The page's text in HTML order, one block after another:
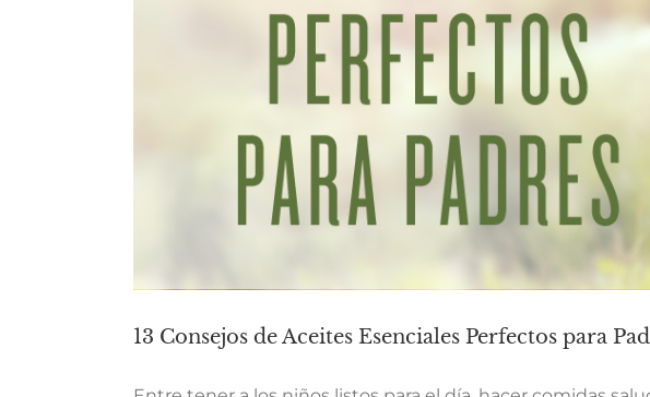
13 Consejos de Aceites Esenciales Perfectos para